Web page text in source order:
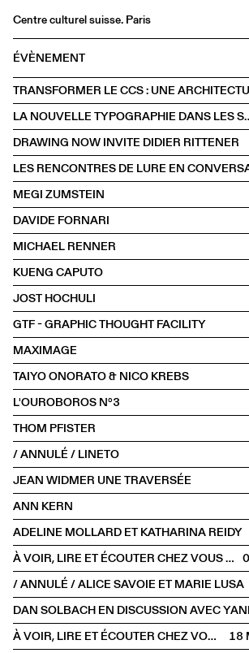
Centre culturel suisse. Paris
Agenda
Librairie
Buvette
Archives
Médiathèque
Éditions
Informations
FR/EN
PAROLE Graphisme
ÉVÈNEMENT
LA NOUVELLE TYPOGRAPHIE
DRAWING NOW INVITE DIDIER RITTENER
MEGI ZUMSTEIN
DAVIDE FORNARI
MICHAEL RENNER
KUENG CAPUTO
JOST HOCHULI
GTF - GRAPHIC THOUGHT FACILITY
MAXIMAGE
TAIYO ONORATO & NICO KREBS
L'OUROBOROS N°3
THOM PFISTER
/ ANNULÉ / LINETO
JEAN WIDMER UNE TRAVERSÉE
ANN KERN
ADELINE MOLLARD ET KATHARINA REIDY
À VOIR, LIRE ET ÉCOUTER CHEZ VOUS #8
/ ANNULÉ / ALICE SAVOIE ET MARIE LUSA
À VOIR, LIRE ET ÉCOUTER CHEZ VOUS #3
18